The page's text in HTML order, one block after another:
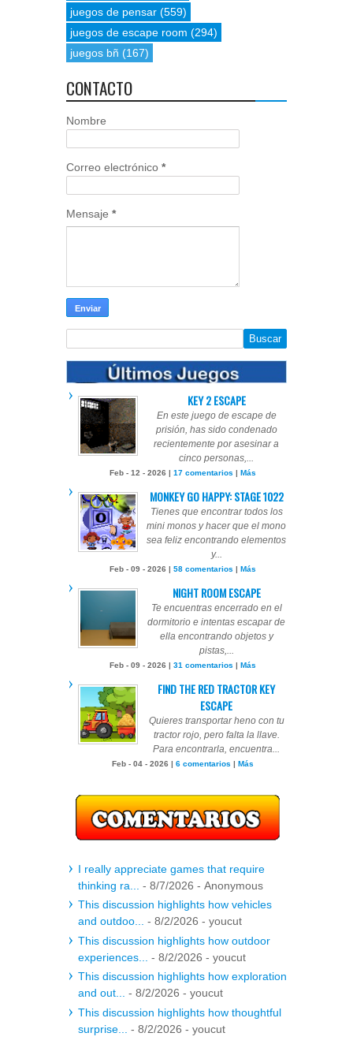
juegos de pensar (559)
juegos de escape room (294)
juegos bñ (167)
CONTACTO
Nombre
Correo electrónico *
Mensaje *
KEY 2 ESCAPE
En este juego de escape de
prisión, has sido condenado
recientemente por asesinar a
cinco personas,...
Feb - 12 - 2026 | 17 comentarios | Más
MONKEY GO HAPPY: STAGE 1022
Tienes que encontrar todos los
mini monos y hacer que el mono
sea feliz encontrando elementos
y...
Feb - 09 - 2026 | 58 comentarios | Más
NIGHT ROOM ESCAPE
Te encuentras encerrado en el
dormitorio e intentas escapar de
ella encontrando objetos y
pistas,...
Feb - 09 - 2026 | 31 comentarios | Más
FIND THE RED TRACTOR KEY
ESCAPE
Quieres transportar heno con tu
tractor rojo, pero falta la llave.
Para encontrarla, encuentra...
Feb - 04 - 2026 | 6 comentarios | Más
I really appreciate games that require
thinking ra...
- 8/7/2026 - Anonymous
This discussion highlights how vehicles
and outdoo...
- 8/2/2026 - youcut
This discussion highlights how outdoor
experiences...
- 8/2/2026 - youcut
This discussion highlights how exploration
and out...
- 8/2/2026 - youcut
This discussion highlights how thoughtful
surprise...
- 8/2/2026 - youcut